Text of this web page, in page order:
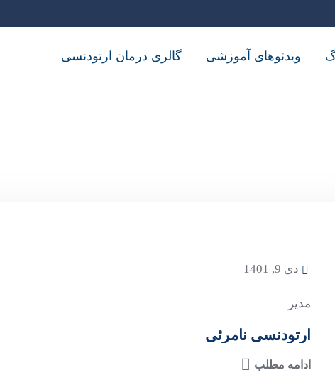
ویدئوهای آموزشی گالری درمان ارتودنسی
دی 9, 1401
مدیر
ارتودنسی نامرئی
ادامه مطلب